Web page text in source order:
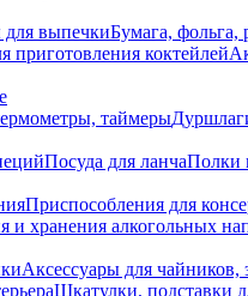
для выпечкиБумага, фольга,
приготовления коктейлей
таймеры
Посуда для ланчаПолки
Приспособления для
и хранения алкогольных
Аксессуары для чайников,
Шкатулки, подставки